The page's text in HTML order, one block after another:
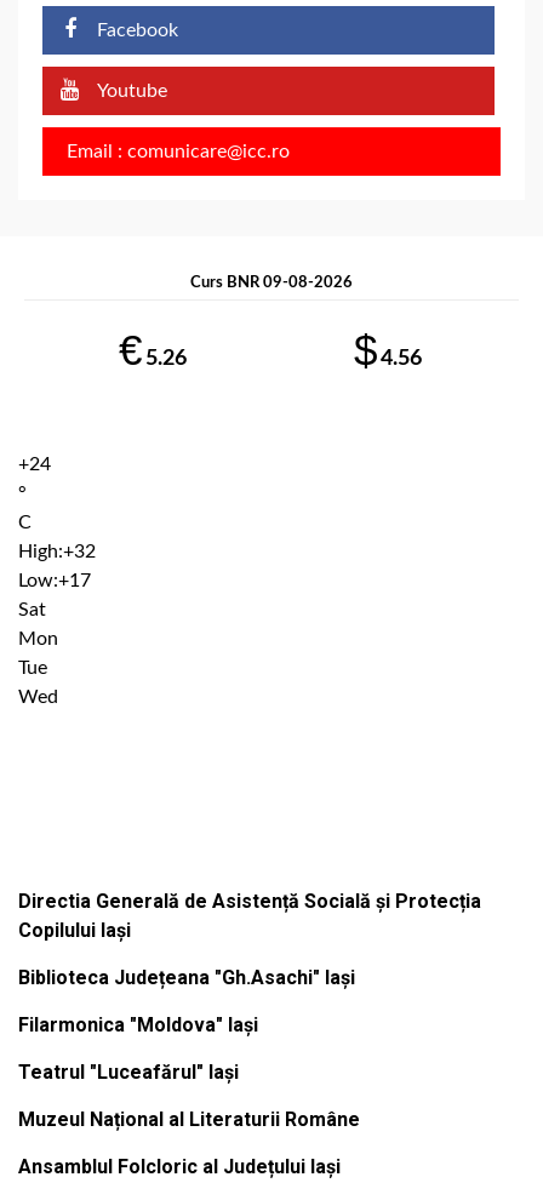
Facebook
Youtube
Email : comunicare@icc.ro
Curs BNR 09-08-2026
€ 5.26 $4.56
+24
°
C
High:+32
Low:+17
Sat
Mon
Tue
Wed
Directia Generală de Asistență Socială și Protecția
Copilului Iași
Biblioteca Județeana "Gh.Asachi" Iași
Filarmonica "Moldova" Iași
Teatrul "Luceafărul" Iași
Muzeul Național al Literaturii Române
Ansamblul Folcloric al Județului Iași